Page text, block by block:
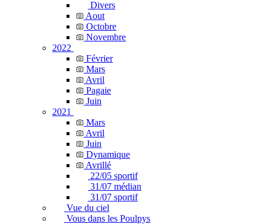
Divers
Aout
Octobre
Novembre
2022
Février
Mars
Avril
Pagaie
Juin
2021
Mars
Avril
Juin
Dynamique
Avrillé
22/05 sportif
31/07 médian
31/07 sportif
Vue du ciel
Vous dans les Poulpys